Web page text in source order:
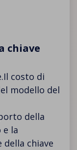
chiave
costo di
modello del
della
e la
chiave